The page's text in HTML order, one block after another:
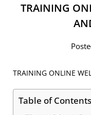
TRAINING
TRAINING ONLINE
Table of Contents